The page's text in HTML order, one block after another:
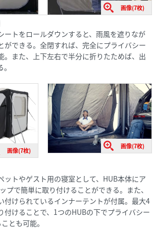
画像(7枚)
ートをロールダウンすると、雨風を遮りなが
ができる。全閉すれば、完全にプライバシー
。また、上下左右で半分に折りたためば、出
画像(7枚)
画像(7枚)
ットやゲスト用の寝室として、HUB本体にア
プで簡単に取り付けることができる。また、
付けられているインナーテントが付属。最大4
付けることで、1つのHUBの下でプライバシー
とも可能。